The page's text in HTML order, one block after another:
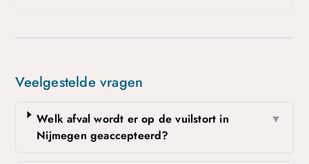
Veelgestelde vragen
Welk afval wordt er op de vuilstort in
Nijmegen geaccepteerd?
▼